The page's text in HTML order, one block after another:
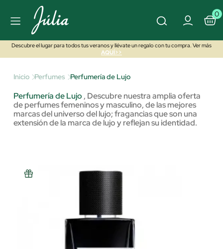
0
Descubre el lugar para todos tus veranos y llévate un regalo con tu compra. Ver más
AQUÍ>>
Inicio Perfumes Perfumería de Lujo
Perfumería de Lujo , Descubre nuestra amplia oferta
de perfumes femeninos y masculino, de las mejores
marcas del universo del lujo; fragancias que son una
extensión de la marca de lujo y reflejan su identidad.